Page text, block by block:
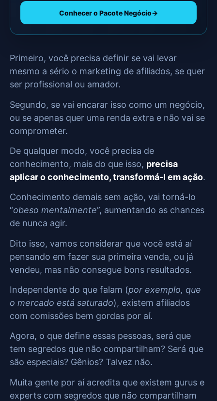
Conhecer o Pacote Negócio→
Primeiro, você precisa definir se vai levar
mesmo a sério o marketing de afiliados, se quer
ser profissional ou amador.
Segundo, se vai encarar isso como um negócio,
ou se apenas quer uma renda extra e não vai se
comprometer.
De qualquer modo, você precisa de
conhecimento, mais do que isso, precisa
aplicar o conhecimento, transformá-l em ação.
Conhecimento demais sem ação, vai torná-lo
“obeso mentalmente”, aumentando as chances
de nunca agir.
Dito isso, vamos considerar que você está aí
pensando em fazer sua primeira venda, ou já
vendeu, mas não consegue bons resultados.
Independente do que falam (por exemplo, que
o mercado está saturado), existem afiliados
com comissões bem gordas por aí.
Agora, o que define essas pessoas, será que
tem segredos que não compartilham? Será que
são especiais? Gênios? Talvez não.
Muita gente por aí acredita que existem gurus e
experts com segredos que não compartilham